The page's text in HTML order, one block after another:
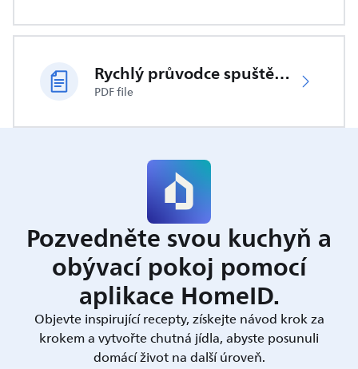
Rychlý průvodce spuštěním
PDF file
Pozvedněte svou kuchyň a
obývací pokoj pomocí
aplikace HomeID.
Objevte inspirující recepty, získejte návod krok za
krokem a vytvořte chutná jídla, abyste posunuli
domácí život na další úroveň.